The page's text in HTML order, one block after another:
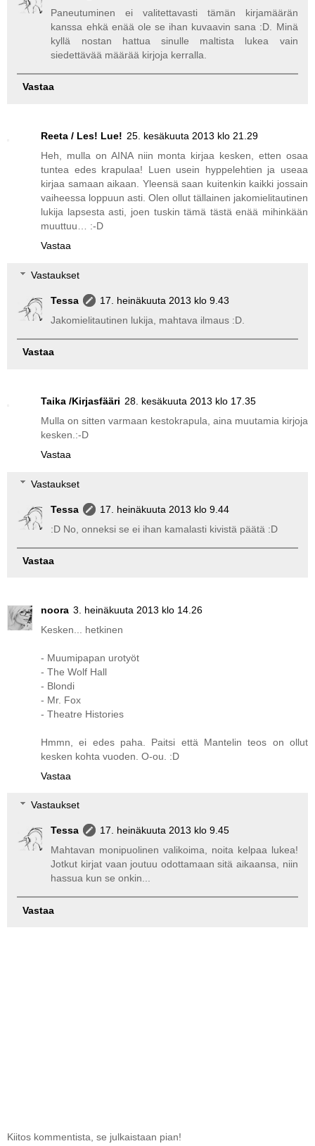
Paneutuminen ei valitettavasti tämän kirjamäärän
kanssa ehkä enää ole se ihan kuvaavin sana :D. Minä
kyllä nostan hattua sinulle maltista lukea vain
siedettävää määrää kirjoja kerralla.
Vastaa
Reeta / Les! Lue! 25. kesäkuuta 2013 klo 21.29
Heh, mulla on AINA niin monta kirjaa kesken, etten osaa
tuntea edes krapulaa! Luen usein hyppelehtien ja useaa
kirjaa samaan aikaan. Yleensä saan kuitenkin kaikki jossain
vaiheessa loppuun asti. Olen ollut tällainen jakomielitautinen
lukija lapsesta asti, joen tuskin tämä tästä enää mihinkään
muuttuu… :-D
Vastaa
Vastaukset
Tessa
17. heinäkuuta 2013 klo 9.43
Jakomielitautinen lukija, mahtava ilmaus :D.
Vastaa
Taika /Kirjasfääri 28. kesäkuuta 2013 klo 17.35
Mulla on sitten varmaan kestokrapula, aina muutamia kirjoja
kesken.:-D
Vastaa
Vastaukset
Tessa
17. heinäkuuta 2013 klo 9.44
:D No, onneksi se ei ihan kamalasti kivistä päätä :D
Vastaa
noora 3. heinäkuuta 2013 klo 14.26
Kesken... hetkinen
- Muumipapan urotyöt
- The Wolf Hall
- Blondi
- Mr. Fox
- Theatre Histories
Hmmn, ei edes paha. Paitsi että Mantelin teos on ollut
kesken kohta vuoden. O-ou. :D
Vastaa
Vastaukset
Tessa
17. heinäkuuta 2013 klo 9.45
Mahtavan monipuolinen valikoima, noita kelpaa lukea!
Jotkut kirjat vaan joutuu odottamaan sitä aikaansa, niin
hassua kun se onkin...
Vastaa
Kiitos kommentista, se julkaistaan pian!